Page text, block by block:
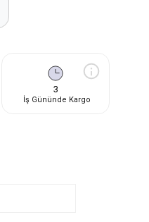
3
İş Gününde Kargo